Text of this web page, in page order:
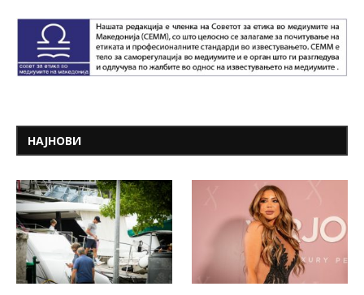
НАЈНОВИ